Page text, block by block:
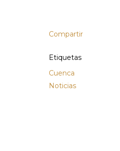
Compartir
Etiquetas
Cuenca
Noticias